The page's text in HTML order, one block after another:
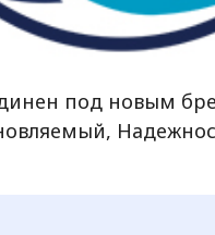
под новым